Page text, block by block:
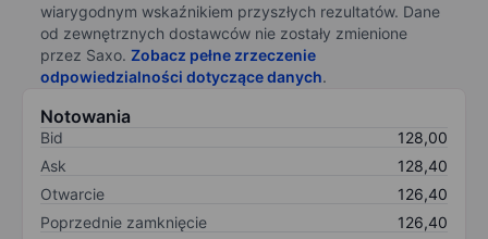
wiarygodnym wskaźnikiem przyszłych rezultatów. Dane
od zewnętrznych dostawców nie zostały zmienione
przez Saxo. Zobacz pełne zrzeczenie
odpowiedzialności dotyczące danych.
Notowania
Bid
128,00
Ask
128,40
Otwarcie
126,40
Poprzednie zamknięcie
126,40